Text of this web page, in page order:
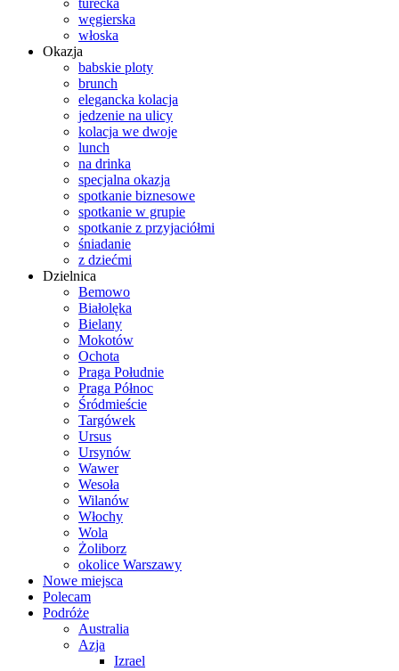
turecka
węgierska
włoska
Okazja
babskie ploty
brunch
elegancka kolacja
jedzenie na ulicy
kolacja we dwoje
lunch
na drinka
specjalna okazja
spotkanie biznesowe
spotkanie w grupie
spotkanie z przyjaciółmi
śniadanie
z dziećmi
Dzielnica
Bemowo
Białolęka
Bielany
Mokotów
Ochota
Praga Południe
Praga Północ
Śródmieście
Targówek
Ursus
Ursynów
Wawer
Wesoła
Wilanów
Włochy
Wola
Żoliborz
okolice Warszawy
Nowe miejsca
Polecam
Podróże
Australia
Azja
Izrael